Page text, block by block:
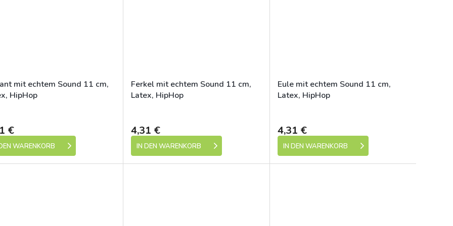
mit echtem Sound 11 cm,
HipHop
€
WARENKORB
Ferkel mit echtem Sound 11 cm,
Latex, HipHop
4,31 €
IN DEN WARENKORB
Eule mit echtem Sound 11 cm,
Latex, HipHop
4,31 €
IN DEN WARENKORB